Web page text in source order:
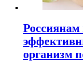
организм